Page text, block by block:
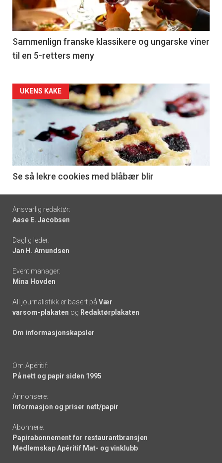
-
5
Sammenlign franske klassikere og ungarske viner
til en 5-retters meny
Forsiden
akkurat
nå
6
UKENS KAKE
Se så lekre cookies med blåbær blir
Footer
-
links
Ansvarlig redaktør:
Aase E. Jacobsen
Daglig leder:
Jan H. Amundsen
Event manager:
Mina Hovden
All journalistikk er basert på Vær
varsom-plakaten og Redaktørplakaten
Om informasjonskapsler
Om Apéritif:
På nett og papir siden 1995
Annonsere:
Informasjon og priser nett/papir
Abonnere:
Papirabonnement for restaurantbransjen
Medlemskap Apéritif Mat- og vinklubb